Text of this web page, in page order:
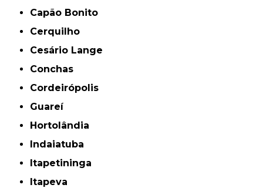
Capão Bonito
Cerquilho
Cesário Lange
Conchas
Cordeirópolis
Guareí
Hortolândia
Indaiatuba
Itapetininga
Itapeva